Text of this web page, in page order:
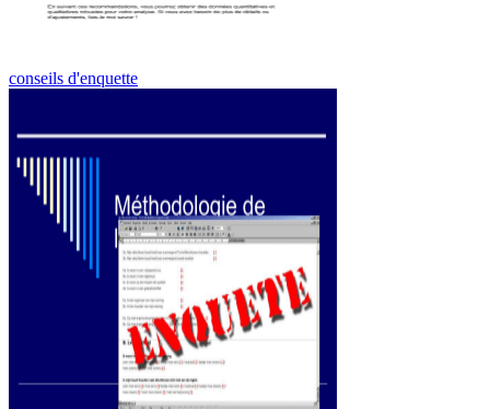
conseils d'enquette